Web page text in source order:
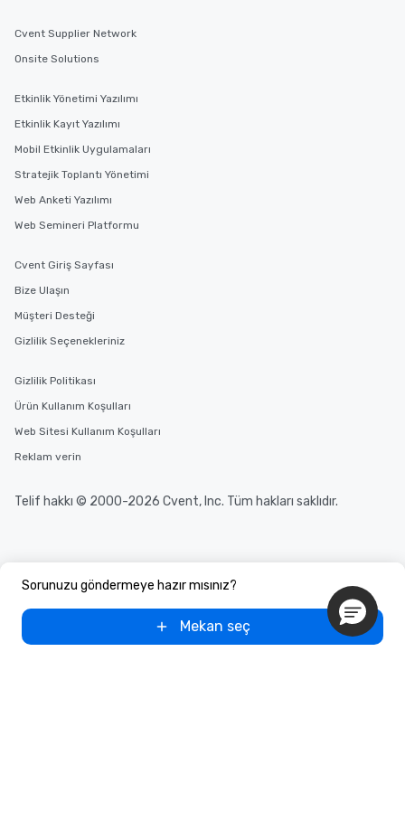
Sorunuzu göndermeye hazır mısınız?
Mekan seç
Cvent Supplier Network
Onsite Solutions
Etkinlik Yönetimi Yazılımı
Etkinlik Kayıt Yazılımı
Mobil Etkinlik Uygulamaları
Stratejik Toplantı Yönetimi
Web Anketi Yazılımı
Web Semineri Platformu
Cvent Giriş Sayfası
Bize Ulaşın
Müşteri Desteği
Gizlilik Seçenekleriniz
Gizlilik Politikası
Ürün Kullanım Koşulları
Web Sitesi Kullanım Koşulları
Reklam verin
Telif hakkı © 2000-2026 Cvent, Inc. Tüm hakları saklıdır.